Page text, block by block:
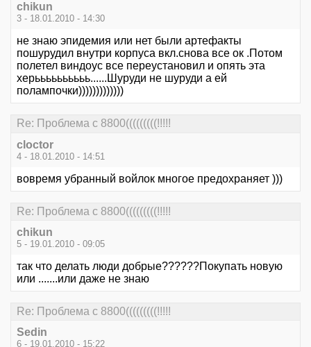
chikun
3 - 18.01.2010 - 14:30
не знаю эпидемия или нет были артефакты
пошурудил внутри корпуса вкл.снова все ок .Потом
полетел виндоус все переустановил и опять эта
херьььььььььь......Шуруди не шуруди а ей
полампочки)))))))))))))
Re: Проблема с 8800(((((((((!!!!!
cloctor
4 - 18.01.2010 - 14:51
вовремя убранный войлок многое предохраняет )))
Re: Проблема с 8800(((((((((!!!!!
chikun
5 - 19.01.2010 - 09:05
так что делать люди добрые??????Покупать новую
или .......или даже не знаю
Re: Проблема с 8800(((((((((!!!!!
Sedin
6 - 19.01.2010 - 15:22